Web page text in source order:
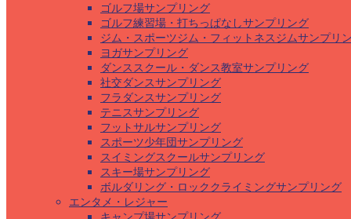
ゴルフ場サンプリング
ゴルフ練習場・打ちっぱなしサンプリング
ジム・スポーツジム・フィットネスジムサンプリ
ヨガサンプリング
ダンススクール・ダンス教室サンプリング
社交ダンスサンプリング
フラダンスサンプリング
テニスサンプリング
フットサルサンプリング
スポーツ少年団サンプリング
スイミングスクールサンプリング
スキー場サンプリング
ボルダリング・ロッククライミングサンプリング
エンタメ・レジャー